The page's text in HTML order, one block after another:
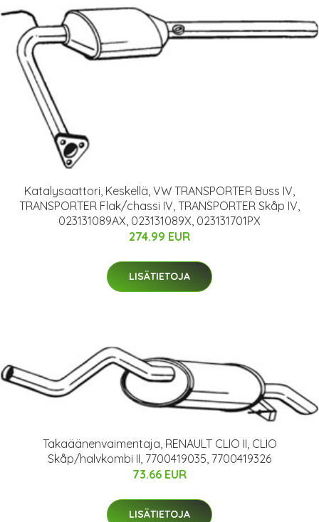
Katalysaattori, Keskellä, VW TRANSPORTER Buss IV,
TRANSPORTER Flak/chassi IV, TRANSPORTER Skåp IV,
023131089AX, 023131089X, 023131701PX
274.99 EUR
LISÄTIETOJA
Takaäänenvaimentaja, RENAULT CLIO II, CLIO
Skåp/halvkombi II, 7700419035, 7700419326
73.66 EUR
LISÄTIETOJA